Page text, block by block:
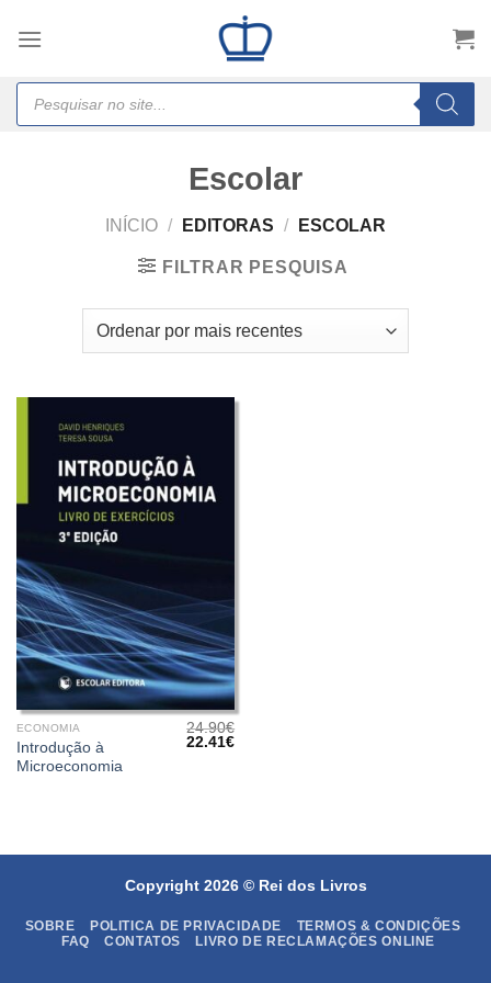
Products
search
Escolar
INÍCIO / EDITORAS / ESCOLAR
FILTRAR PESQUISA
ECONOMIA
Introdução à
Microeconomia
24.90€
O
22.41€O
Copyright 2026 © Rei dos Livros
SOBRE POLITICA DE PRIVACIDADE
TERMOS & CONDIÇÕES
FAQ
CONTATOS LIVRO DE RECLAMAÇÕES ONLINE